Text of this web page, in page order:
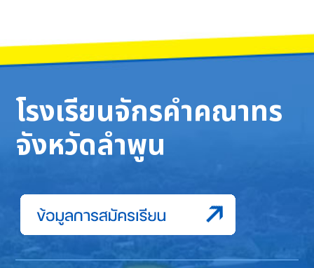
โรงเรียนจักรคำคณาทร
จังหวัดลำพูน